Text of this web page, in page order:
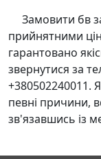
Замовити бв
прийнятними
гарантовано
звернутися за
+380502240011.
певні причини,
зв'язавшись із